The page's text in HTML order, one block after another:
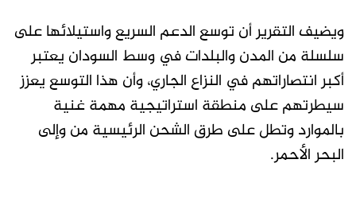
ويضيف التقرير أن توسع الدعم السريع واستيلائها على
سلسلة من المدن والبلدات في وسط السودان يعتبر
أكبر انتصاراتهم في النزاع الجاري، وأن هذا التوسع يعزز
سيطرتهم على منطقة استراتيجية مهمة غنية
بالموارد وتطل على طرق الشحن الرئيسية من وإلى
البحر الأحمر.